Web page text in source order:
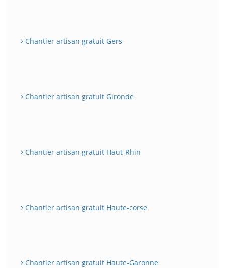
Chantier artisan gratuit Gers
Chantier artisan gratuit Gironde
Chantier artisan gratuit Haut-Rhin
Chantier artisan gratuit Haute-corse
Chantier artisan gratuit Haute-Garonne